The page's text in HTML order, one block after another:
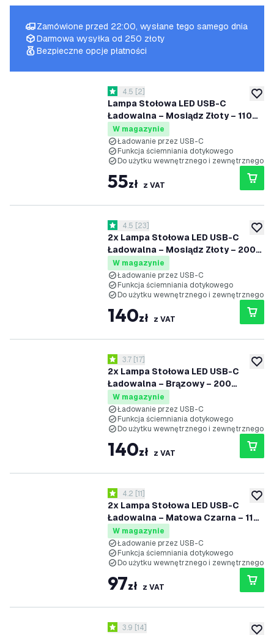
Lampa Stołowa LED USB-C
Ładowalna – Mosiądz Złoty – 110
Lumenów – 2700K–5000K – IP54 –
Akumulator 2000mAh - Vita
otwórz panel recenzji
4.5 Gwiazdki oceny
4.5 [2]
W magazynie
Ładowanie przez USB-C
Funkcja ściemniania dotykowego
Do użytku wewnętrznego i zewnętrznego
55zł z VAT
2x Lampa Stołowa LED USB-C
Ładowalna – Mosiądz Złoty – 200
Lumenów – 2700K–5000K – IP54 –
Akumulator 4400mAh - Nyra
otwórz panel recenzji
4.5 Gwiazdki oceny
4.5 [23]
W magazynie
Ładowanie przez USB-C
Funkcja ściemniania dotykowego
Do użytku wewnętrznego i zewnętrznego
140zł z VAT
2x Lampa Stołowa LED USB-C
Ładowalna – Brązowy – 200
Lumenów – 2700K–5000K – IP54 –
Akumulator 4400mAh - Nyra
otwórz panel recenzji
3.7 Gwiazdki oceny
3.7 [17]
W magazynie
Ładowanie przez USB-C
Funkcja ściemniania dotykowego
Do użytku wewnętrznego i zewnętrznego
140zł z VAT
2x Lampa Stołowa LED USB-C
Ładowalna – Matowa Czarna – 110
Lumenów – 2700K–5000K – IP54 –
Akumulator 2000mAh - Vita
otwórz panel recenzji
4.2 Gwiazdki oceny
4.2 [11]
W magazynie
Ładowanie przez USB-C
Funkcja ściemniania dotykowego
Do użytku wewnętrznego i zewnętrznego
97zł z VAT
otwórz panel recenzji
3.9 Gwiazdki oceny
3.9 [14]
Zamówione przed 22:00, wysłane tego samego dnia
Darmowa wysyłka od 250 złoty
Bezpieczne opcje płatności